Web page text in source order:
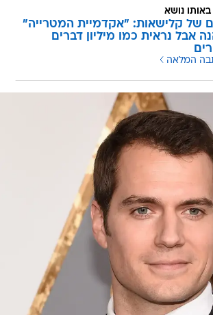
באותו נושא
של קלישאות: "אקדמיית המטרייה"
אבל נראית כמו מיליון דברים
המלאה